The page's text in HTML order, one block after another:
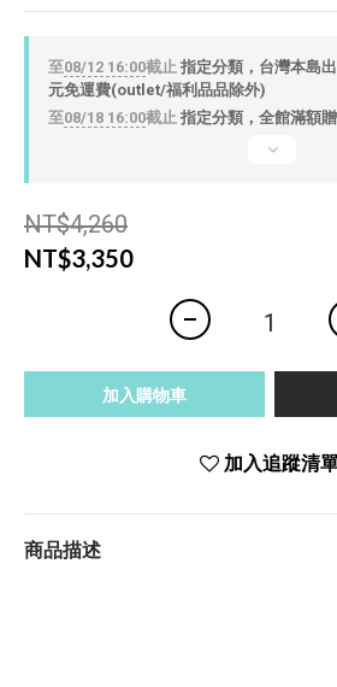
至08/12 16:00截止 指定分類，台灣本島
元免運費(outlet/福利品品除外)
至08/18 16:00截止 指定分類，全館滿額
NT$4,260
NT$3,350
加入購物車
加入追蹤清
商品描述